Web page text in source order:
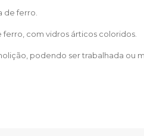
de ferro.
ferro, com vidros árticos coloridos.
podendo ser trabalhada ou